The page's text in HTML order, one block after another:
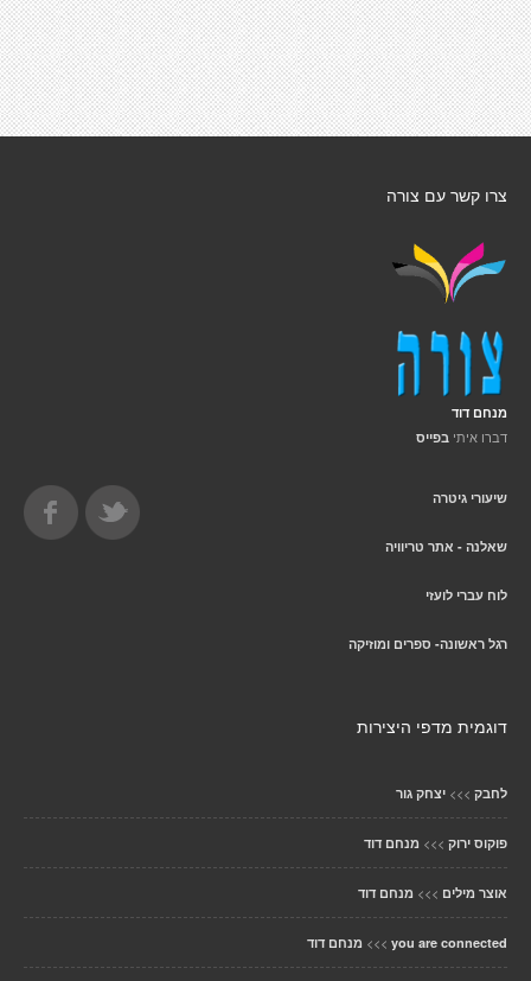
צרו קשר עם צורה
מנחם דוד
דברו איתי בפייס
שיעורי גיטרה
שאלנה - אתר טריוויה
לוח עברי לועזי
רגל ראשונה- ספרים ומוזיקה
דוגמית מדפי היצירות
לחבק >>> יצחק גור
פוקוס ירוק >>> מנחם דוד
אוצר מילים >>> מנחם דוד
you are connected
>>> מנחם דוד